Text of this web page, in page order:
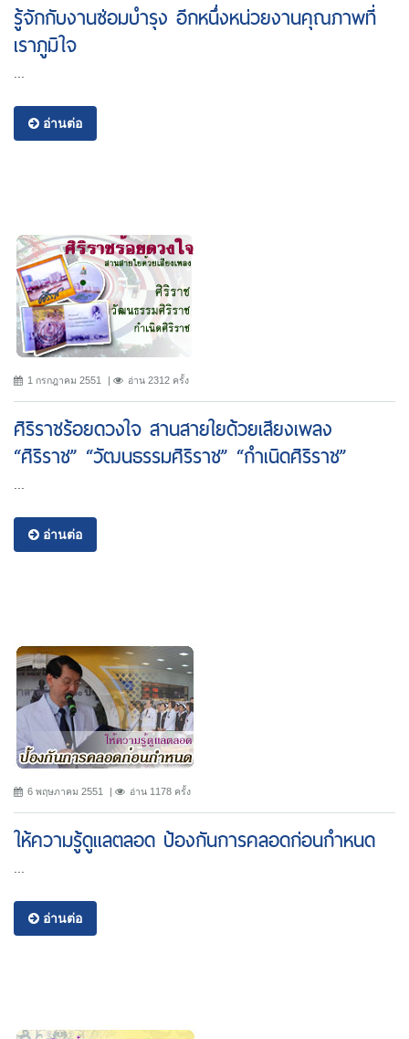
รู้จักกับงานซ่อมบำรุง อีกหนึ่งหน่วยงานคุณภาพที่
เราภูมิใจ
อ่านต่อ
1 กรกฎาคม 2551 อ่าน 2312 ครั้ง
ศิริราชร้อยดวงใจ สานสายใยด้วยเสียงเพลง
“ศิริราช” “วัฒนธรรมศิริราช” “กำเนิดศิริราช”
อ่านต่อ
6 พฤษภาคม 2551 อ่าน 1178 ครั้ง
ให้ความรู้ดูแลตลอด ป้องกันการคลอดก่อนกำหนด
อ่านต่อ